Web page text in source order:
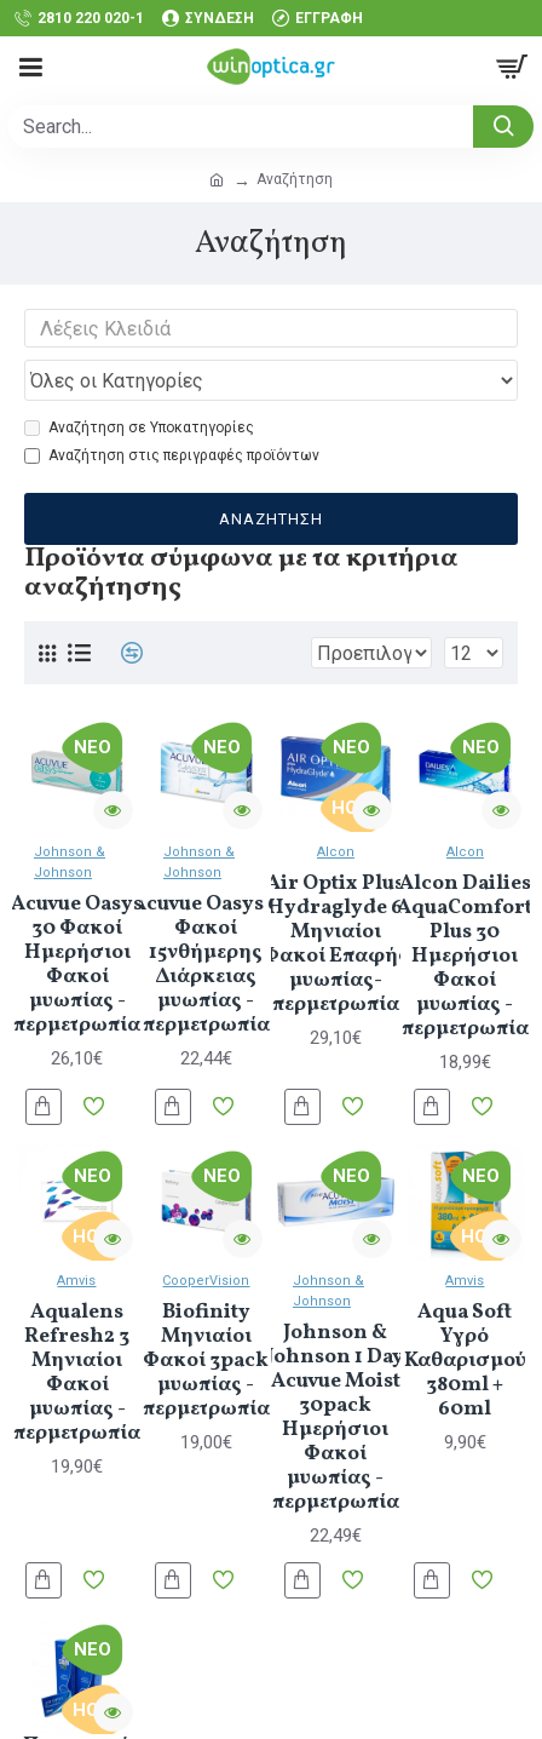
2810 220 020-1 ΣΎΝΔΕΣΗ ΕΓΓΡΑΦΉ
Αναζήτηση
Αναζήτηση
Αναζήτηση σε Υποκατηγορίες
Αναζήτηση στις περιγραφές προϊόντων
ΑΝΑΖΉΤΗΣΗ
Προϊόντα σύμφωνα με τα κριτήρια
αναζήτησης
ΝΈΟ
Johnson &
Johnson
Acuvue Oasys
30 Φακοί
Ημερήσιοι
Φακοί
μυωπίας -
υπερμετρωπίας
26,10€
ΝΈΟ
Johnson &
Johnson
Acuvue Oasys 6
Φακοί
15νθήμερης
Διάρκειας
μυωπίας -
υπερμετρωπίας
22,44€
ΝΈΟ
HOT
Alcon
Air Optix Plus
Hydraglyde 6
Μηνιαίοι
Φακοί Επαφής
μυωπίας-
υπερμετρωπίας
29,10€
ΝΈΟ
Alcon
Alcon Dailies
AquaComfort
Plus 30
Ημερήσιοι
Φακοί
μυωπίας -
υπερμετρωπίας
18,99€
ΝΈΟ
HOT
Amvis
Aqualens
Refresh2 3
Μηνιαίοι
Φακοί
μυωπίας -
υπερμετρωπίας
19,90€
ΝΈΟ
CooperVision
Biofinity
Μηνιαίοι
Φακοί 3pack
μυωπίας -
υπερμετρωπίας
19,00€
ΝΈΟ
Johnson &
Johnson
Johnson &
Johnson 1 Day
Acuvue Moist
30pack
Ημερήσιοι
Φακοί
μυωπίας -
υπερμετρωπίας
22,49€
ΝΈΟ
HOT
Amvis
Αqua Soft
Υγρό
Καθαρισμού
380ml +
60ml
9,90€
ΝΈΟ
HOT